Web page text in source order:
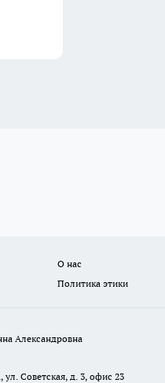
О нас
Политика этики
Александровна
ул. Советская, д. 3, офис 23